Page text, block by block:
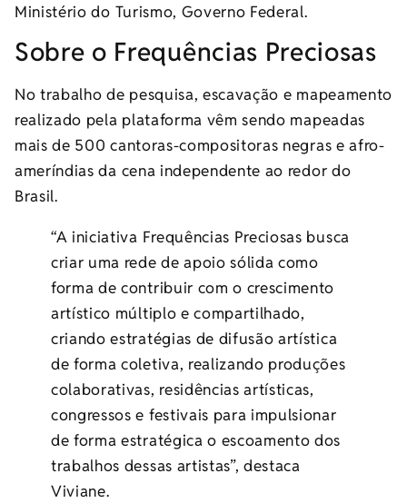
Ministério do Turismo, Governo Federal.
Sobre o Frequências Preciosas
No trabalho de pesquisa, escavação e mapeamento
realizado pela plataforma vêm sendo mapeadas
mais de 500 cantoras-compositoras negras e afro-
ameríndias da cena independente ao redor do
Brasil.
“A iniciativa Frequências Preciosas busca
criar uma rede de apoio sólida como
forma de contribuir com o crescimento
artístico múltiplo e compartilhado,
criando estratégias de difusão artística
de forma coletiva, realizando produções
colaborativas, residências artísticas,
congressos e festivais para impulsionar
de forma estratégica o escoamento dos
trabalhos dessas artistas”, destaca
Viviane.